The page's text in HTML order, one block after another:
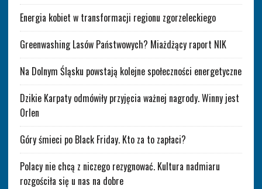
Energia kobiet w transformacji regionu zgorzeleckiego
Greenwashing Lasów Państwowych? Miażdżący raport NIK
Na Dolnym Śląsku powstają kolejne społeczności energetyczne
Dzikie Karpaty odmówiły przyjęcia ważnej nagrody. Winny jest
Orlen
Góry śmieci po Black Friday. Kto za to zapłaci?
Polacy nie chcą z niczego rezygnować. Kultura nadmiaru
rozgościła się u nas na dobre